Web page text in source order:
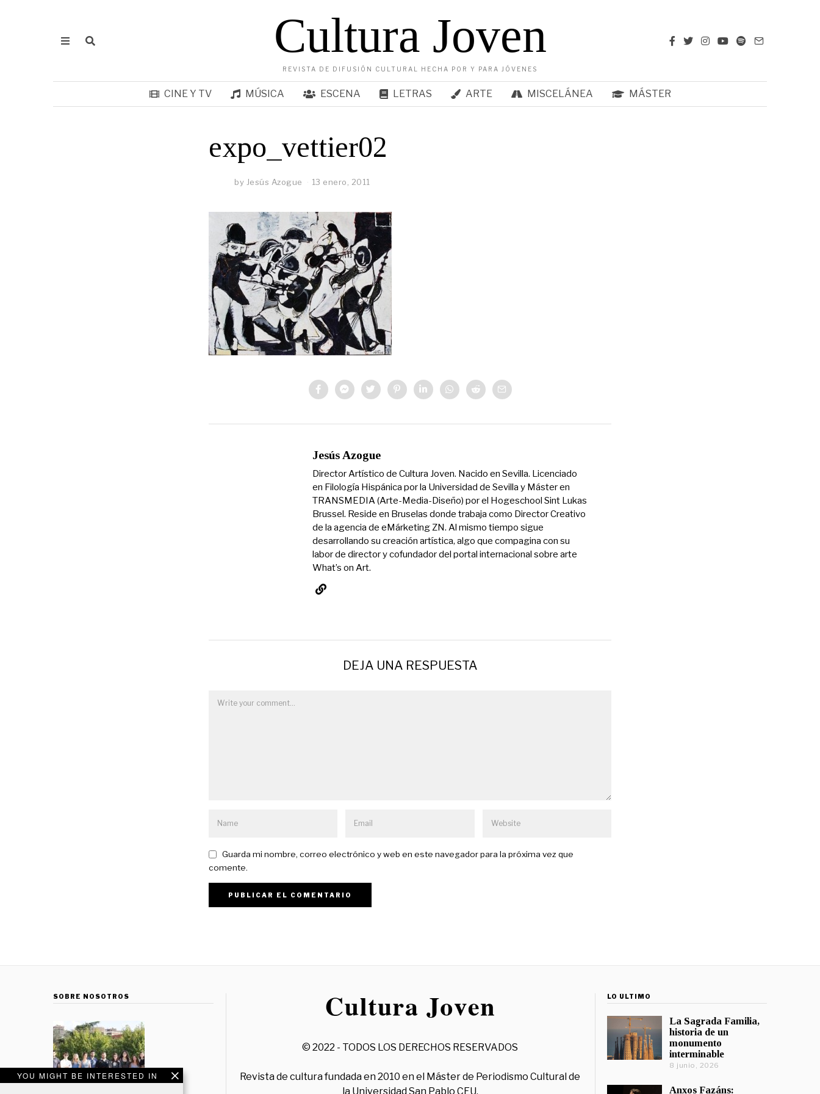
Cultura Joven
REVISTA DE DIFUSIÓN CULTURAL HECHA POR Y PARA JÓVENES
CINE Y TV MÚSICA ESCENA LETRAS ARTE MISCELÁNEA MÁSTER
expo_vettier02
by Jesús Azogue 13 enero, 2011
Jesús Azogue
Director Artístico de Cultura Joven. Nacido en Sevilla. Licenciado
en Filología Hispánica por la Universidad de Sevilla y Máster en
TRANSMEDIA (Arte-Media-Diseño) por el Hogeschool Sint Lukas
Brussel. Reside en Bruselas donde trabaja como Director Creativo
de la agencia de eMárketing ZN. Al mismo tiempo sigue
desarrollando su creación artística, algo que compagina con su
labor de director y cofundador del portal internacional sobre arte
What’s on Art.
DEJA UNA RESPUESTA
Guarda mi nombre, correo electrónico y web en este navegador para la próxima vez que
comente.
YOU MIGHT BE INTERESTED IN
SOBRE NOSOTROS
© 2022 - TODOS LOS DERECHOS RESERVADOS
Revista de cultura fundada en 2010 en el Máster de Periodismo Cultural de
la Universidad San Pablo CEU.
LO ÚLTIMO
La Sagrada Familia,
historia de un
monumento
interminable
8 junio, 2026
Anxos Fazáns: